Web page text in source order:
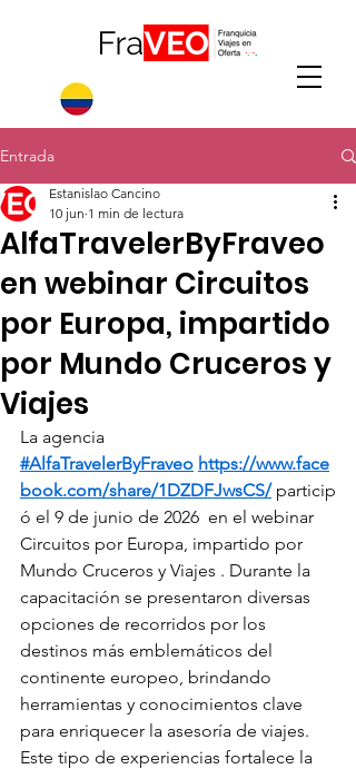
Entrada
AlfaTravelerByFraveo
en webinar Circuitos
por Europa, impartido
por Mundo Cruceros y
Viajes
Estanislao Cancino
10 jun 1 min de lectura
La agencia
#AlfaTravelerByFraveo https://www.face
book.com/share/1DZDFJwsCS/ particip
ó el 9 de junio de 2026  en el webinar
Circuitos por Europa, impartido por
Mundo Cruceros y Viajes . Durante la
capacitación se presentaron diversas
opciones de recorridos por los
destinos más emblemáticos del
continente europeo, brindando
herramientas y conocimientos clave
para enriquecer la asesoría de viajes.
Este tipo de experiencias fortalece la